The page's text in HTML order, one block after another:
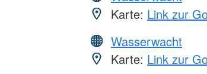
Karte: Link zur
Wasserwacht
Karte: Link zur